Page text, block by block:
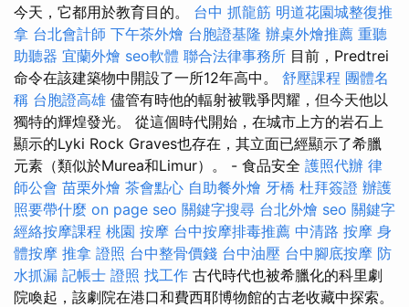
今天，它都用於教育目的。 台中 抓龍筋 明道花園城整復推
拿 台北會計師 下午茶外燴 台胞證基隆 辦桌外燴推薦 重聽
助聽器 宜蘭外燴 seo軟體 聯合法律事務所 目前，Predtrei
命令在該建築物中開設了一所12年高中。 舒壓課程 團體名
稱 台胞證高雄 儘管有時他的輻射被戰爭閃耀，但今天他以
獨特的輝煌發光。 從這個時代開始，在城市上方的岩石上
顯示的Lyki Rock Graves也存在，其立面已經顯示了希臘
元素（類似於Murea和Limur）。 - 食品安全 護照代辦 律
師公會 苗栗外燴 茶會點心 自助餐外燴 牙橋 杜拜簽證 辦護
照要帶什麼 on page seo 關鍵字搜尋 台北外燴 seo 關鍵字
經絡按摩課程 桃園 按摩 台中按摩排毒推薦 中清路 按摩 身
體按摩 推拿 證照 台中整骨價錢 台中油壓 台中腳底按摩 防
水抓漏 記帳士 證照 找工作 古代時代也被希臘化的科里劇
院喚起，該劇院在港口和費西耶博物館的古老收藏中探索。